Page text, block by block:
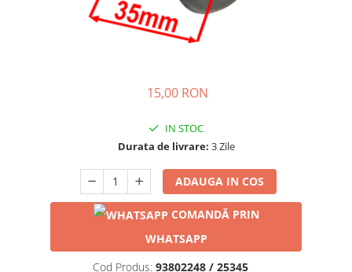
15,00 RON
IN STOC
Durata de livrare: 3 Zile
ADAUGA IN COS
COMANDĂ PRIN
WHATSAPP
Cod Produs: 93802248 / 25345